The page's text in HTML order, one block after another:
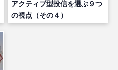
アクティブ型投信を選ぶ９つ
の視点（その４）